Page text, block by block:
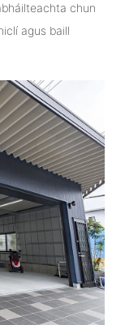
chun
agus baill